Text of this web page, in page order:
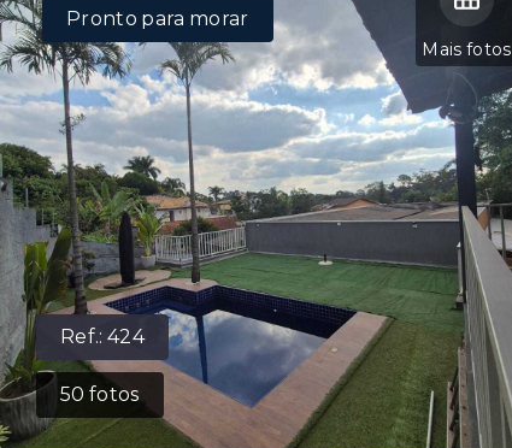
Ref.:424
50 fotos
Mais fotos
Pronto para morar